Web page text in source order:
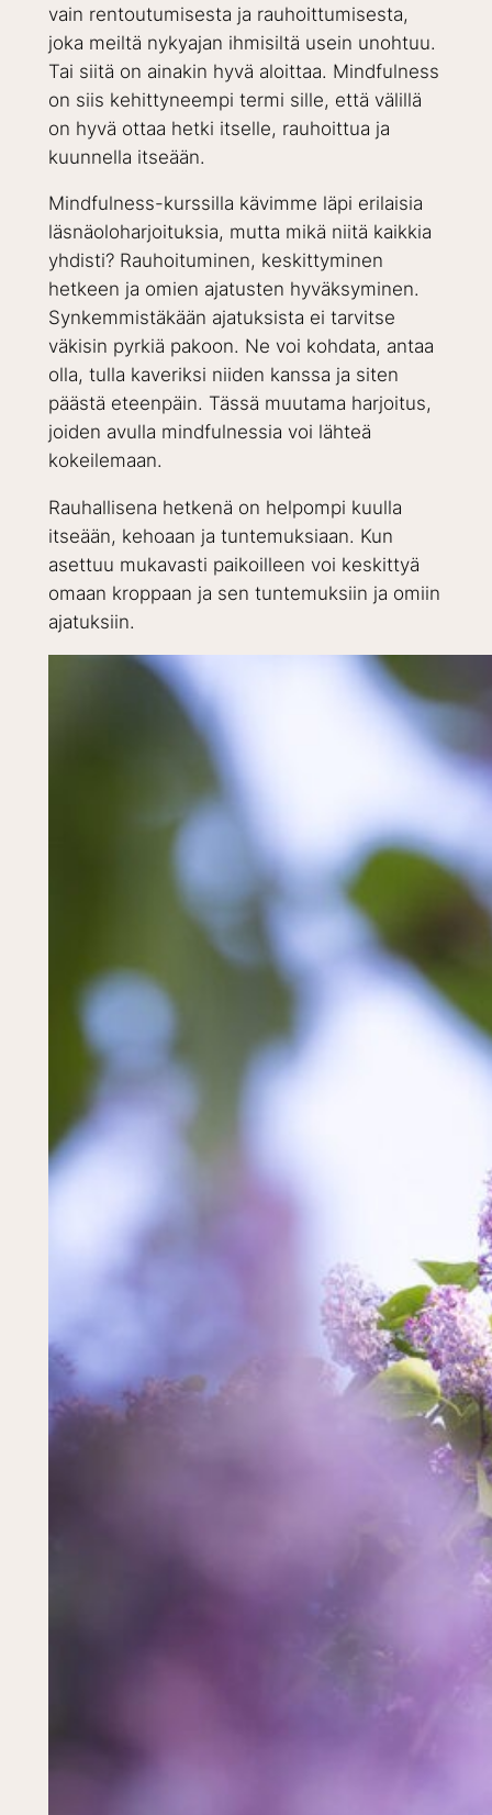
vain rentoutumisesta ja rauhoittumisesta,
joka meiltä nykyajan ihmisiltä usein unohtuu.
Tai siitä on ainakin hyvä aloittaa. Mindfulness
on siis kehittyneempi termi sille, että välillä
on hyvä ottaa hetki itselle, rauhoittua ja
kuunnella itseään.
Mindfulness-kurssilla kävimme läpi erilaisia
läsnäoloharjoituksia, mutta mikä niitä kaikkia
yhdisti? Rauhoituminen, keskittyminen
hetkeen ja omien ajatusten hyväksyminen.
Synkemmistäkään ajatuksista ei tarvitse
väkisin pyrkiä pakoon. Ne voi kohdata, antaa
olla, tulla kaveriksi niiden kanssa ja siten
päästä eteenpäin. Tässä muutama harjoitus,
joiden avulla mindfulnessia voi lähteä
kokeilemaan.
Rauhallisena hetkenä on helpompi kuulla
itseään, kehoaan ja tuntemuksiaan. Kun
asettuu mukavasti paikoilleen voi keskittyä
omaan kroppaan ja sen tuntemuksiin ja omiin
ajatuksiin.